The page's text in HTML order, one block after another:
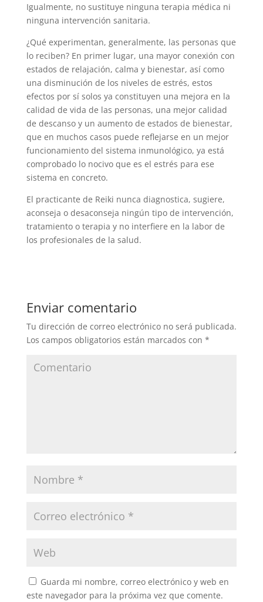
Igualmente, no sustituye ninguna terapia médica ni
ninguna intervención sanitaria.
¿Qué experimentan, generalmente, las personas que
lo reciben? En primer lugar, una mayor conexión con
estados de relajación, calma y bienestar, así como
una disminución de los niveles de estrés, estos
efectos por sí solos ya constituyen una mejora en la
calidad de vida de las personas, una mejor calidad
de descanso y un aumento de estados de bienestar,
que en muchos casos puede reflejarse en un mejor
funcionamiento del sistema inmunológico, ya está
comprobado lo nocivo que es el estrés para ese
sistema en concreto.
El practicante de Reiki nunca diagnostica, sugiere,
aconseja o desaconseja ningún tipo de intervención,
tratamiento o terapia y no interfiere en la labor de
los profesionales de la salud.
Enviar comentario
Tu dirección de correo electrónico no será publicada.
Los campos obligatorios están marcados con *
Guarda mi nombre, correo electrónico y web en
este navegador para la próxima vez que comente.